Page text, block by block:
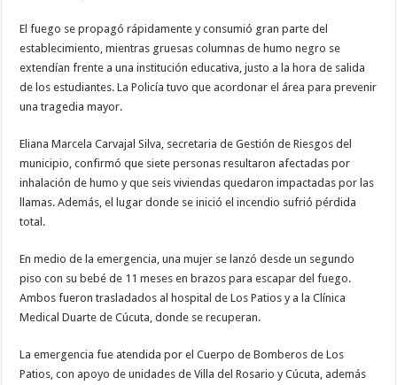
El fuego se propagó rápidamente y consumió gran parte del
establecimiento, mientras gruesas columnas de humo negro se
extendían frente a una institución educativa, justo a la hora de salida
de los estudiantes. La Policía tuvo que acordonar el área para prevenir
una tragedia mayor.
Eliana Marcela Carvajal Silva, secretaria de Gestión de Riesgos del
municipio, confirmó que siete personas resultaron afectadas por
inhalación de humo y que seis viviendas quedaron impactadas por las
llamas. Además, el lugar donde se inició el incendio sufrió pérdida
total.
En medio de la emergencia, una mujer se lanzó desde un segundo
piso con su bebé de 11 meses en brazos para escapar del fuego.
Ambos fueron trasladados al hospital de Los Patios y a la Clínica
Medical Duarte de Cúcuta, donde se recuperan.
La emergencia fue atendida por el Cuerpo de Bomberos de Los
Patios, con apoyo de unidades de Villa del Rosario y Cúcuta, además